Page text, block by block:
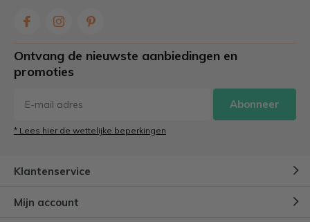
stap & tips voor de juiste stof
DoorLynn
Caravan pimpen: zo geef je je
caravan een make-over!
DoorLynn
Ontvang de nieuwste aanbiedingen en
promoties
Abonneer
* Lees hier de wettelijke beperkingen
Klantenservice
Mijn account